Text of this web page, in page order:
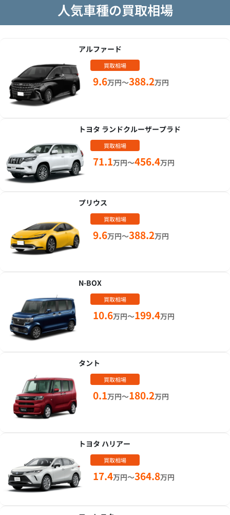
人気車種の買取相場
アルファード
買取相場
9.6万円～388.2万円
トヨタ ランドクルーザープラド
買取相場
71.1万円～456.4万円
プリウス
買取相場
9.6万円～388.2万円
N-BOX
買取相場
10.6万円～199.4万円
タント
買取相場
0.1万円～180.2万円
トヨタ ハリアー
買取相場
17.4万円～364.8万円